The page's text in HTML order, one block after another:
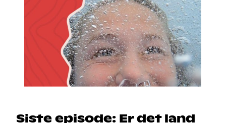
Siste episode: Er det land